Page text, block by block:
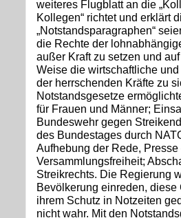
weiteres Flugblatt an die
Kollegen“ richtet und erklärt
„Notstandsparagraphen“
die Rechte der
außer Kraft zu setzen und
Weise die wirtschaftliche
der herrschenden Kräfte zu
Notstandsgesetze
für Frauen und Männer;
Bundeswehr gegen
des Bundestages durch
Aufhebung der Rede, Presse
Versammlungsfreiheit;
Streikrechts. Die Regierung
Bevölkerung einreden, diese
ihrem Schutz in Notzeiten
nicht wahr. Mit den